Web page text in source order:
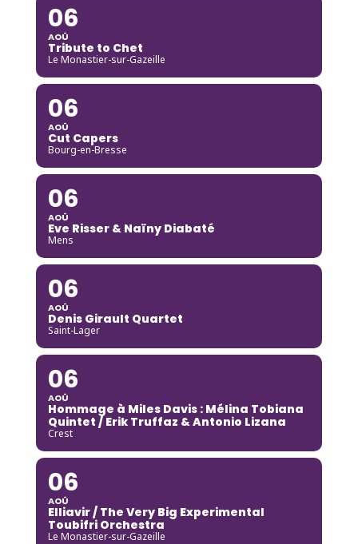
06
AOÛ
Tribute to Chet
Le Monastier-sur-Gazeille
06
AOÛ
Cut Capers
Bourg-en-Bresse
06
AOÛ
Eve Risser & Naïny Diabaté
Mens
06
AOÛ
Denis Girault Quartet
Saint-Lager
06
AOÛ
Hommage à Miles Davis : Mélina Tobiana
Quintet / Erik Truffaz & Antonio Lizana
Crest
06
AOÛ
Elliavir / The Very Big Experimental
Toubifri Orchestra
Le Monastier-sur-Gazeille